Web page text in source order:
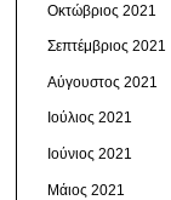
Οκτώβριος 2021
Σεπτέμβριος 2021
Αύγουστος 2021
Ιούλιος 2021
Ιούνιος 2021
Μάιος 2021